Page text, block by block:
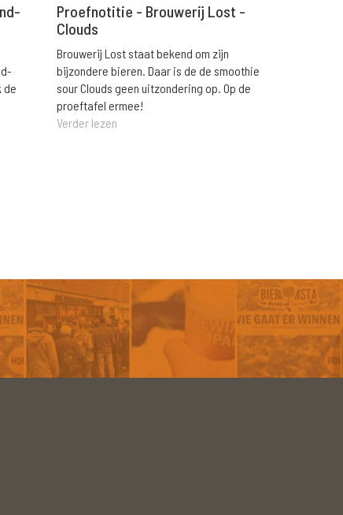
de
Proefnotitie - Brouwerij Lost -
Clouds
Brouwerij Lost staat bekend om zijn
bijzondere bieren. Daar is de de smoothie
sour Clouds geen uitzondering op. Op de
proeftafel ermee!
Verder lezen